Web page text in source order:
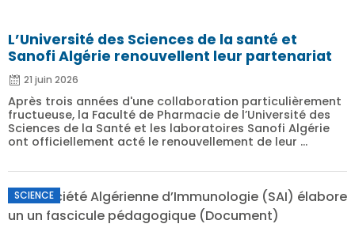
L’Université des Sciences de la santé et
Sanofi Algérie renouvellent leur partenariat
21 juin 2026
Après trois années d'une collaboration particulièrement
fructueuse, la Faculté de Pharmacie de l’Université des
Sciences de la Santé et les laboratoires Sanofi Algérie
ont officiellement acté le renouvellement de leur ...
SCIENCE